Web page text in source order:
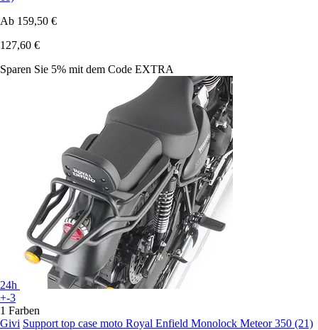
Ab 159,50 €
127,60 €
Sparen Sie 5% mit dem Code EXTRA
24h
+-3
1 Farben
Givi Support top case moto Royal Enfield Monolock Meteor 350 (21)